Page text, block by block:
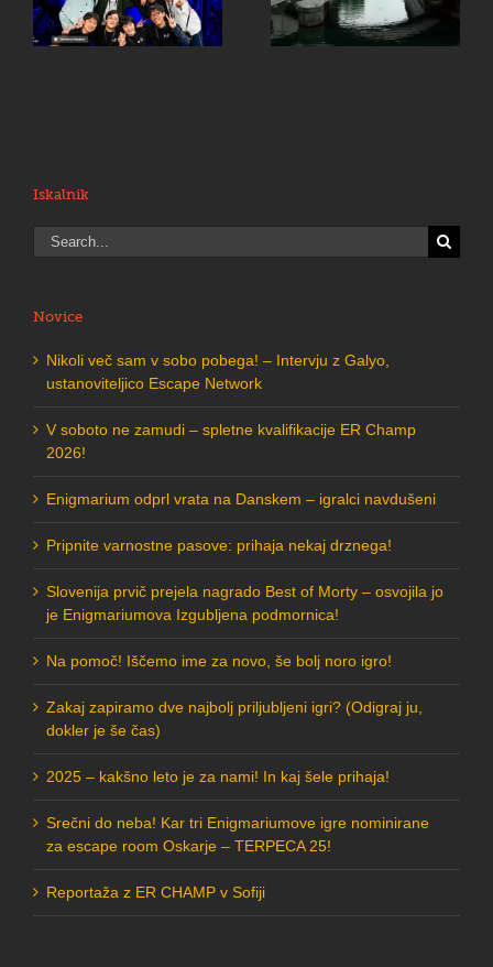
pobega
Eliksir v
Iskalnik
Search
for:
Novice
Nikoli več sam v sobo pobega! – Intervju z Galyo,
ustanoviteljico Escape Network
V soboto ne zamudi – spletne kvalifikacije ER Champ
2026!
Enigmarium odprl vrata na Danskem – igralci navdušeni
Pripnite varnostne pasove: prihaja nekaj drznega!
Slovenija prvič prejela nagrado Best of Morty – osvojila jo
je Enigmariumova Izgubljena podmornica!
Na pomoč! Iščemo ime za novo, še bolj noro igro!
Zakaj zapiramo dve najbolj priljubljeni igri? (Odigraj ju,
dokler je še čas)
2025 – kakšno leto je za nami! In kaj šele prihaja!
Srečni do neba! Kar tri Enigmariumove igre nominirane
za escape room Oskarje – TERPECA 25!
Reportaža z ER CHAMP v Sofiji